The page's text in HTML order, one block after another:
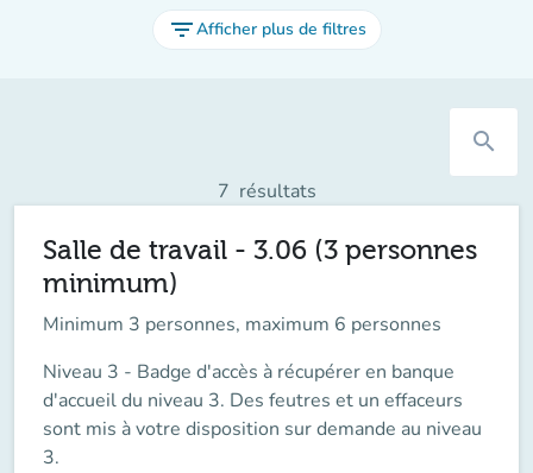
filter_listAfficher plus de filtres
search
7 résultats
Salle de travail - 3.06 (3 personnes
minimum)
Minimum 3 personnes, maximum 6 personnes
Niveau 3 - Badge d'accès à récupérer en banque
d'accueil du niveau 3. Des feutres et un effaceurs
sont mis à votre disposition sur demande au niveau
3.